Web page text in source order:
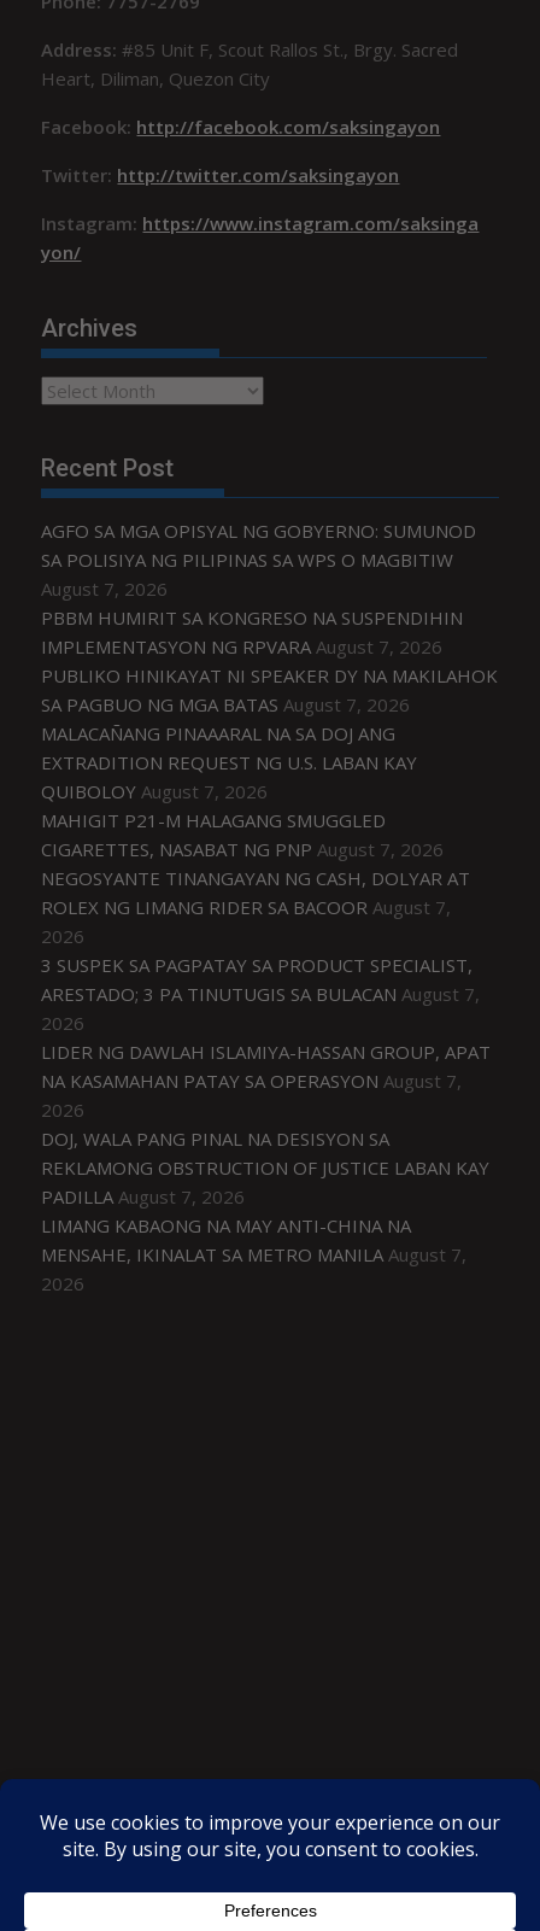
Address:#85 Unit F, Scout Rallos St., Brgy. Sacred
Heart, Diliman, Quezon City
Facebook: http://facebook.com/saksingayon
Twitter: http://twitter.com/saksingayon
Instagram: https://www.instagram.com/saksinga
yon/
Archives
Archives
Recent Post
AGFO SA MGA OPISYAL NG GOBYERNO: SUMUNOD
SA POLISIYA NG PILIPINAS SA WPS O MAGBITIW
August 7, 2026
PBBM HUMIRIT SA KONGRESO NA SUSPENDIHIN
IMPLEMENTASYON NG RPVARA August 7, 2026
PUBLIKO HINIKAYAT NI SPEAKER DY NA MAKILAHOK
SA PAGBUO NG MGA BATAS August 7, 2026
MALACAÑANG PINAAARAL NA SA DOJ ANG
EXTRADITION REQUEST NG U.S. LABAN KAY
QUIBOLOY August 7, 2026
MAHIGIT P21-M HALAGANG SMUGGLED
CIGARETTES, NASABAT NG PNP August 7, 2026
NEGOSYANTE TINANGAYAN NG CASH, DOLYAR AT
ROLEX NG LIMANG RIDER SA BACOOR August 7,
2026
3 SUSPEK SA PAGPATAY SA PRODUCT SPECIALIST,
ARESTADO; 3 PA TINUTUGIS SA BULACAN August 7,
2026
LIDER NG DAWLAH ISLAMIYA-HASSAN GROUP, APAT
NA KASAMAHAN PATAY SA OPERASYON August 7,
2026
DOJ, WALA PANG PINAL NA DESISYON SA
REKLAMONG OBSTRUCTION OF JUSTICE LABAN KAY
PADILLA August 7, 2026
LIMANG KABAONG NA MAY ANTI-CHINA NA
MENSAHE, IKINALAT SA METRO MANILA August 7,
2026